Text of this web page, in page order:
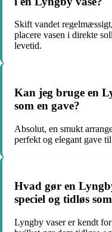
Skift vandet
placere vasen i direkte
levetid.
Kan jeg bruge en
som en gave?
Absolut, en smukt
perfekt og elegant gave
Hvad gør en
speciel og tidløs
Lyngby vaser er kendt